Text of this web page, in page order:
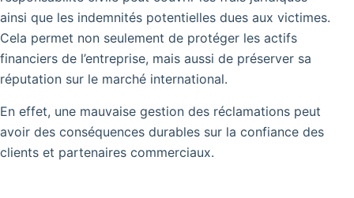
ainsi que les indemnités potentielles dues aux victimes.
Cela permet non seulement de protéger les actifs
financiers de l’entreprise, mais aussi de préserver sa
réputation sur le marché international.
En effet, une mauvaise gestion des réclamations peut
avoir des conséquences durables sur la confiance des
clients et partenaires commerciaux.